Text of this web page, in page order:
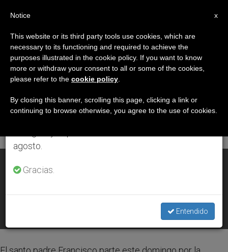
DÍA
Julio 4th, 2015
ÚLTIMAS NOTICIAS
JUL 04, 2015 18:11
×
Aviso importante
Del 27 de julio al 7 de agosto haremos la pausa
anual, aprovechando que en el periodo de verano
se generan menos informaciones y también el
agosto.
Gracias.
Entendido
x
Notice
This website or its third party tools use cookies, which are
necessary to its functioning and required to achieve the
purposes illustrated in the cookie policy. If you want to know
more or withdraw your consent to all or some of the cookies,
please refer to the cookie policy
By closing this banner, scrolling this page, clicking a link or
continuing to browse otherwise, you agree to the use of cookies.